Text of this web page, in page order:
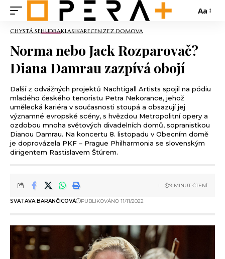
Aa
CHYSTÁ SEHUDBAKLASIKARECENZEZ DOMOVA
Norma nebo Jack Rozparovač?
Diana Damrau zazpívá obojí
Další z odvážných projektů Nachtigall Artists spojil na pódiu
mladého českého tenoristu Petra Nekorance, jehož
umělecká kariéra v současnosti stoupá a obsazují jej
významné evropské scény, s hvězdou Metropolitní opery a
ozdobou mnoha světových divadelních domů, sopranistkou
Dianou Damrau. Na koncertu 8. listopadu v Obecním domě
je doprovázela PKF – Prague Philharmonia se slovenským
dirigentem Rastislavem Štúrem.
SVATAVA BARANČICOVÁ PUBLIKOVÁNO 11/11/2022
9 MINUT ČTENÍ